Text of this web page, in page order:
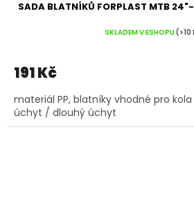
SADA BLATNÍKŮ FORPLAST MTB
SKLADEM V ESHOPU(>10
191 Kč
materiál PP, blatníky vhodné pro
úchyt / dlouhý úchyt